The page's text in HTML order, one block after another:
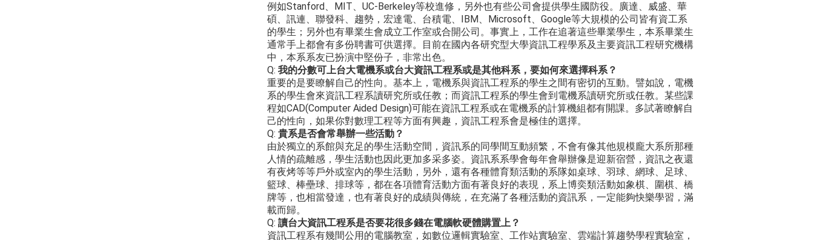
例如Stanford、MIT、UC-Berkeley等校進修，另外也有些公司會提供學生國防役。廣達、威盛、華
碩、訊連、聯發科、趨勢，宏達電、台積電、IBM、Microsoft、Google等大規模的公司皆有資工系
的學生；另外也有畢業生會成立工作室或合開公司。事實上，工作在追著這些畢業學生，本系畢業生
通常手上都會有多份聘書可供選擇。目前在國內各研究型大學資訊工程學系及主要資訊工程研究機構
中，本系系友已扮演中堅份子，非常出色。
Q: 我的分數可上台大電機系或台大資訊工程系或是其他科系，要如何來選擇科系？
重要的是要瞭解自己的性向。基本上，電機系與資訊工程系的學生之間有密切的互動。譬如說，電機
系的學生會來資訊工程系讀研究所或任教；而資訊工程系的學生會到電機系讀研究所或任教。某些課
程如CAD(Computer Aided Design)可能在資訊工程系或在電機系的計算機組都有開課。多試著瞭解自
己的性向，如果你對數理工程等方面有興趣，資訊工程系會是極佳的選擇。
Q: 貴系是否會常舉辦一些活動？
由於獨立的系館與充足的學生活動空間，資訊系的同學間互動頻繁，不會有像其他規模龐大系所那種
人情的疏離感，學生活動也因此更加多采多姿。資訊系系學會每年會舉辦像是迎新宿營，資訊之夜還
有夜烤等等戶外或室內的學生活動，另外，還有各種體育類活動的系隊如桌球、羽球、網球、足球、
籃球、棒壘球、排球等，都在各項體育活動方面有著良好的表現，系上博奕類活動如象棋、圍棋、橋
牌等，也相當發達，也有著良好的成績與傳統，在充滿了各種活動的資訊系，一定能夠快樂學習，滿
載而歸。
Q: 讀台大資訊工程系是否要花很多錢在電腦軟硬體購置上？
資訊工程系有幾間公用的電腦教室，如數位邏輯實驗室、工作站實驗室、雲端計算趨勢學程實驗室，